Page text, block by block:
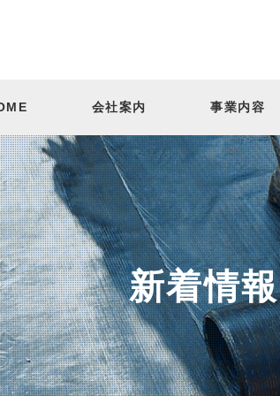
会社案内 事業内容
新着情報